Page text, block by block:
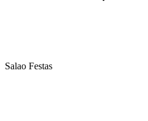
Salao Festas